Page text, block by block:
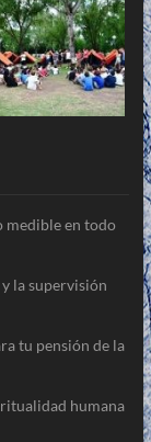
medible en todo
la supervisión
tu pensión de la
humana